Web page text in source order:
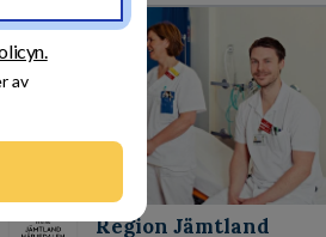
av
Region Jämtland